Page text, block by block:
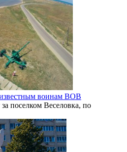
воинам ВОВ
поселком Веселовка, по